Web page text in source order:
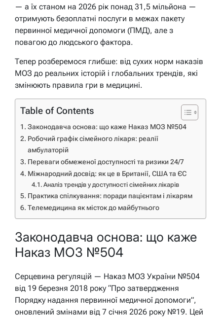
— а їх станом на 2026 рік понад 31,5 мільйона —
отримують безоплатні послуги в межах пакету
первинної медичної допомоги (ПМД), але з
повагою до людського фактора.
Тепер розберемося глибше: від сухих норм наказів
МОЗ до реальних історій і глобальних трендів, які
змінюють правила гри в медицині.
Table of Contents
Законодавча основа: що каже Наказ МОЗ №504
Робочий графік сімейного лікаря: реалії
амбулаторій
Переваги обмеженої доступності та ризики 24/7
Міжнародний досвід: як це в Британії, США та ЄС
Аналіз трендів у доступності сімейних лікарів
Практика спілкування: поради пацієнтам і лікарям
Телемедицина як місток до майбутнього
Законодавча основа: що каже
Наказ МОЗ №504
Серцевина регуляцій — Наказ МОЗ України №504
від 19 березня 2018 року “Про затвердження
Порядку надання первинної медичної допомоги”,
оновлений змінами від 7 січня 2026 року №19. Цей